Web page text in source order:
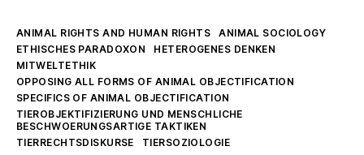
Kategorien
ANIMAL RIGHTS AND HUMAN RIGHTS
ANIMAL SOCIOLOGY
ETHISCHES PARADOXON
HETEROGENES DENKEN
MITWELTETHIK
OPPOSING ALL FORMS OF ANIMAL OBJECTIFICATION
SPECIFICS OF ANIMAL OBJECTIFICATION
TIEROBJEKTIFIZIERUNG UND MENSCHLICHE
BESCHWOERUNGSARTIGE TAKTIKEN
TIERRECHTSDISKURSE
TIERSOZIOLOGIE